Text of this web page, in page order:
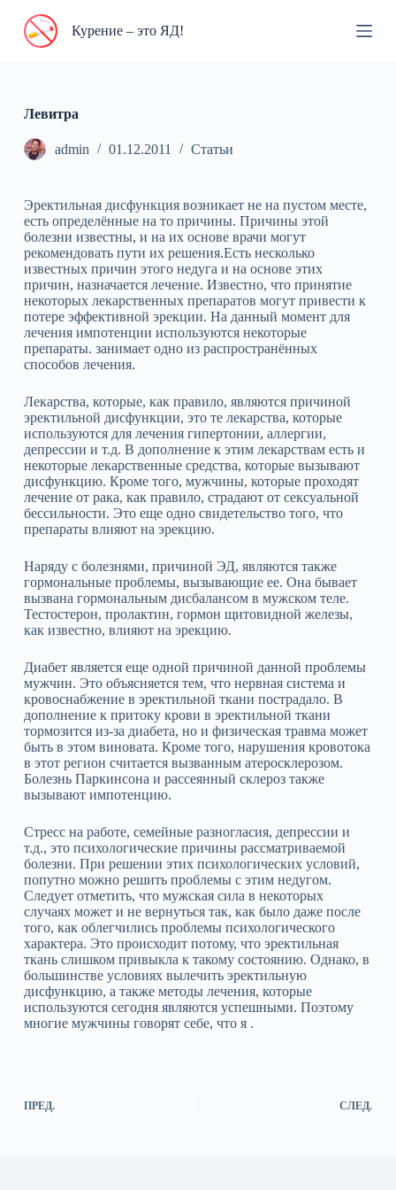
П
Курение – это ЯД!
Левитра
admin 01.12.2011 Статьи
Эректильная дисфункция возникает не на пустом месте,
есть определённые на то причины. Причины этой
болезни известны, и на их основе врачи могут
рекомендовать пути их решения.Есть несколько
известных причин этого недуга и на основе этих
причин, назначается лечение. Известно, что принятие
некоторых лекарственных препаратов могут привести к
потере эффективной эрекции. На данный момент для
лечения импотенции используются некоторые
препараты. занимает одно из распространённых
способов лечения.
Лекарства, которые, как правило, являются причиной
эректильной дисфункции, это те лекарства, которые
используются для лечения гипертонии, аллергии,
депрессии и т.д. В дополнение к этим лекарствам есть и
некоторые лекарственные средства, которые вызывают
дисфункцию. Кроме того, мужчины, которые проходят
лечение от рака, как правило, страдают от сексуальной
бессильности. Это еще одно свидетельство того, что
препараты влияют на эрекцию.
Наряду с болезнями, причиной ЭД, являются также
гормональные проблемы, вызывающие ее. Она бывает
вызвана гормональным дисбалансом в мужском теле.
Тестостерон, пролактин, гормон щитовидной железы,
как известно, влияют на эрекцию.
Диабет является еще одной причиной данной проблемы
мужчин. Это объясняется тем, что нервная система и
кровоснабжение в эректильной ткани пострадало. В
дополнение к притоку крови в эректильной ткани
тормозится из-за диабета, но и физическая травма может
быть в этом виновата. Кроме того, нарушения кровотока
в этот регион считается вызванным атеросклерозом.
Болезнь Паркинсона и рассеянный склероз также
вызывают импотенцию.
Стресс на работе, семейные разногласия, депрессии и
т.д., это психологические причины рассматриваемой
болезни. При решении этих психологических условий,
попутно можно решить проблемы с этим недугом.
Следует отметить, что мужская сила в некоторых
случаях может и не вернуться так, как было даже после
того, как облегчились проблемы психологического
характера. Это происходит потому, что эректильная
ткань слишком привыкла к такому состоянию. Однако, в
большинстве условиях вылечить эректильную
дисфункцию, а также методы лечения, которые
используются сегодня являются успешными. Поэтому
многие мужчины говорят себе, что я .
ПРЕД. СЛЕД.